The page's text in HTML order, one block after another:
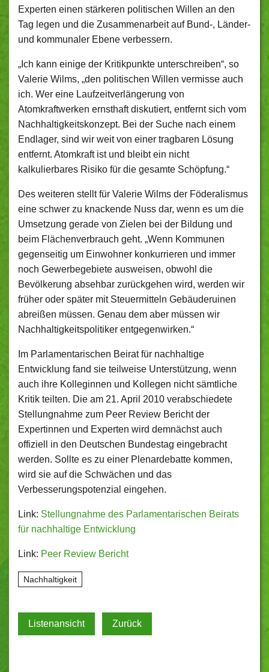
Experten einen stärkeren politischen Willen an den
Tag legen und die Zusammenarbeit auf Bund-, Länder-
und kommunaler Ebene verbessern.
„Ich kann einige der Kritikpunkte unterschreiben“, so
Valerie Wilms, „den politischen Willen vermisse auch
ich. Wer eine Laufzeitverlängerung von
Atomkraftwerken ernsthaft diskutiert, entfernt sich vom
Nachhaltigkeitskonzept. Bei der Suche nach einem
Endlager, sind wir weit von einer tragbaren Lösung
entfernt. Atomkraft ist und bleibt ein nicht
kalkulierbares Risiko für die gesamte Schöpfung.“
Des weiteren stellt für Valerie Wilms der Föderalismus
eine schwer zu knackende Nuss dar, wenn es um die
Umsetzung gerade von Zielen bei der Bildung und
beim Flächenverbrauch geht. „Wenn Kommunen
gegenseitig um Einwohner konkurrieren und immer
noch Gewerbegebiete ausweisen, obwohl die
Bevölkerung absehbar zurückgehen wird, werden wir
früher oder später mit Steuermitteln Gebäuderuinen
abreißen müssen. Genau dem aber müssen wir
Nachhaltigkeitspolitiker entgegenwirken.“
Im Parlamentarischen Beirat für nachhaltige
Entwicklung fand sie teilweise Unterstützung, wenn
auch ihre Kolleginnen und Kollegen nicht sämtliche
Kritik teilten. Die am 21. April 2010 verabschiedete
Stellungnahme zum Peer Review Bericht der
Expertinnen und Experten wird demnächst auch
offiziell in den Deutschen Bundestag eingebracht
werden. Sollte es zu einer Plenardebatte kommen,
wird sie auf die Schwächen und das
Verbesserungspotenzial eingehen.
Link: Stellungnahme des Parlamentarischen Beirats
für nachhaltige Entwicklung
Link: Peer Review Bericht
Nachhaltigkeit
Listenansicht Zurück